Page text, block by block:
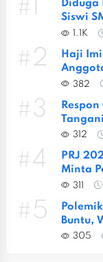
#1
Diduga
Siswi
Berat
1.1K
#2
Haji
382
#3
Jatiasih
312
#4
PRJ
Minta
311
#5
Buntu,
305